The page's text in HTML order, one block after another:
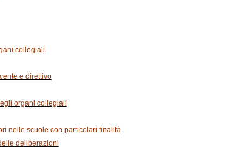
collegiali
e direttivo
organi collegiali
nelle scuole con particolari finalità
deliberazioni